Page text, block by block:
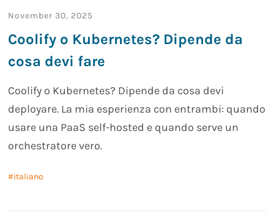
November 30, 2025
Coolify o Kubernetes? Dipende da
cosa devi fare
Coolify o Kubernetes? Dipende da cosa devi
deployare. La mia esperienza con entrambi: quando
usare una PaaS self-hosted e quando serve un
orchestratore vero.
italiano